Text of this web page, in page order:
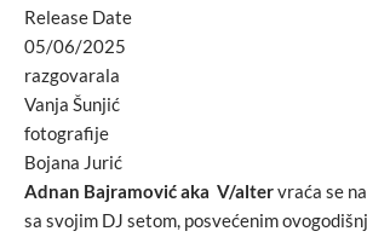
Release Date
05/06/2025
razgovarala
Vanja Šunjić
fotografije
Bojana Jurić
Adnan Bajramović aka V/altervraća se na
sa svojim DJ setom, posvećenim